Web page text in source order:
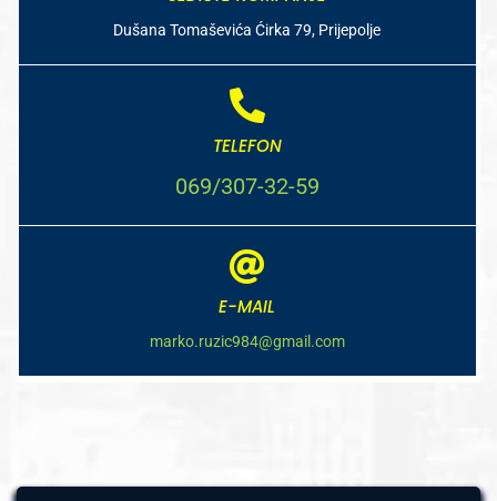
Dušana Tomaševića Ćirka 79, Prijepolje
TELEFON
069/307-32-59
E-MAIL
marko.ruzic984@gmail.com